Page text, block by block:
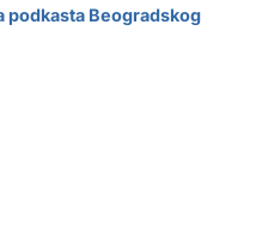
podkasta Beogradskog